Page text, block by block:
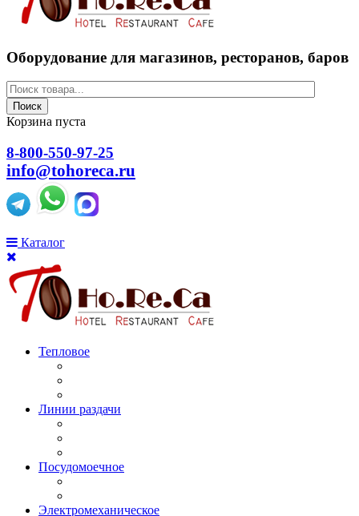
Оборудование для магазинов, ресторанов, баров
Поиск
Корзина пуста
8-800-550-97-25
info@tohoreca.ru
Каталог
Тепловое
Линии раздачи
Посудомоечное
Электромеханическое